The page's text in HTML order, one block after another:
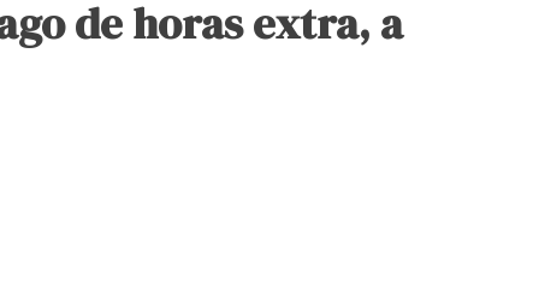
de horas extra, a